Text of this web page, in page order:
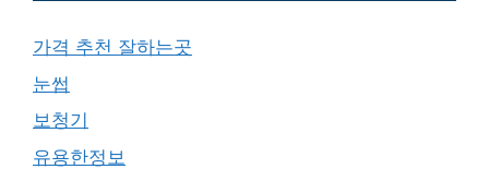
가격 추천 잘하는곳
눈썹
보청기
유용한정보